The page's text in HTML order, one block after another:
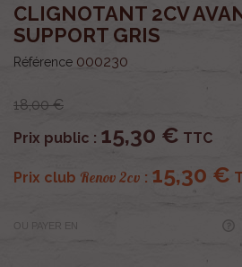
CLIGNOTANT 2CV
SUPPORT GRIS
Référence 000230
18,00 €
Prix public : 15,30 € TTC
Prix club Renov 2cv : 15,30 €
OU PAYER EN